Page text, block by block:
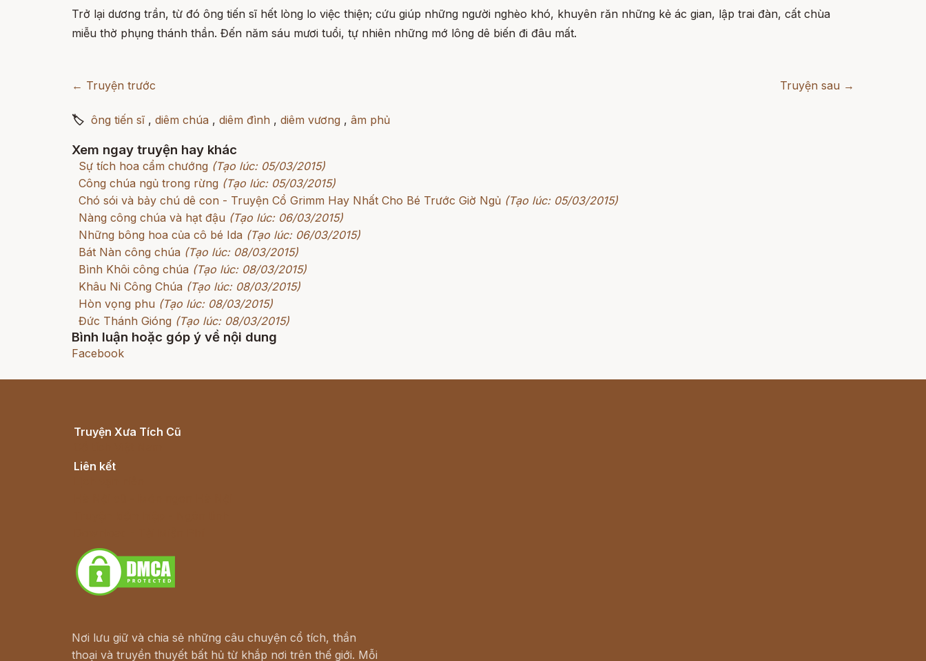
Trở lại dương trần, từ đó ông tiến sĩ hết lòng lo việc thiện; cứu giúp những người nghèo khó, khuyên răn những kẻ ác gian, lập trai đàn, cất chùa
miễu thờ phụng thánh thần. Đến năm sáu mươi tuổi, tự nhiên những mớ lông dê biến đi đâu mất.
← Truyện trước Truyện sau →
🏷 ông tiến sĩ, diêm chúa , diêm đình , diêm vương , âm phủ
Xem ngay truyện hay khác
Sự tích hoa cẩm chướng (Tạo lúc: 05/03/2015)
Công chúa ngủ trong rừng (Tạo lúc: 05/03/2015)
Chó sói và bảy chú dê con - Truyện Cổ Grimm Hay Nhất Cho Bé Trước Giờ Ngủ (Tạo lúc: 05/03/2015)
Nàng công chúa và hạt đậu (Tạo lúc: 06/03/2015)
Những bông hoa của cô bé Ida (Tạo lúc: 06/03/2015)
Bát Nàn công chúa (Tạo lúc: 08/03/2015)
Bình Khôi công chúa (Tạo lúc: 08/03/2015)
Khâu Ni Công Chúa (Tạo lúc: 08/03/2015)
Hòn vọng phu (Tạo lúc: 08/03/2015)
Đức Thánh Gióng (Tạo lúc: 08/03/2015)
Bình luận hoặc góp ý về nội dung
Facebook
Truyện Xưa Tích Cũ
Liên kết
Nơi lưu giữ và chia sẻ những câu chuyện cổ tích, thần
thoại và truyền thuyết bất hủ từ khắp nơi trên thế giới. Mỗi